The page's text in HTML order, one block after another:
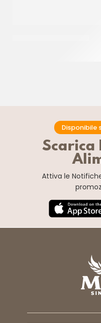
Disponibile
Scarica
Attiva le